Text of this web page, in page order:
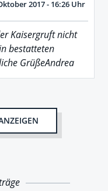
2017 - 16:26 Uhr
Kaisergruft nicht
bestatteten
GrüßeAndrea